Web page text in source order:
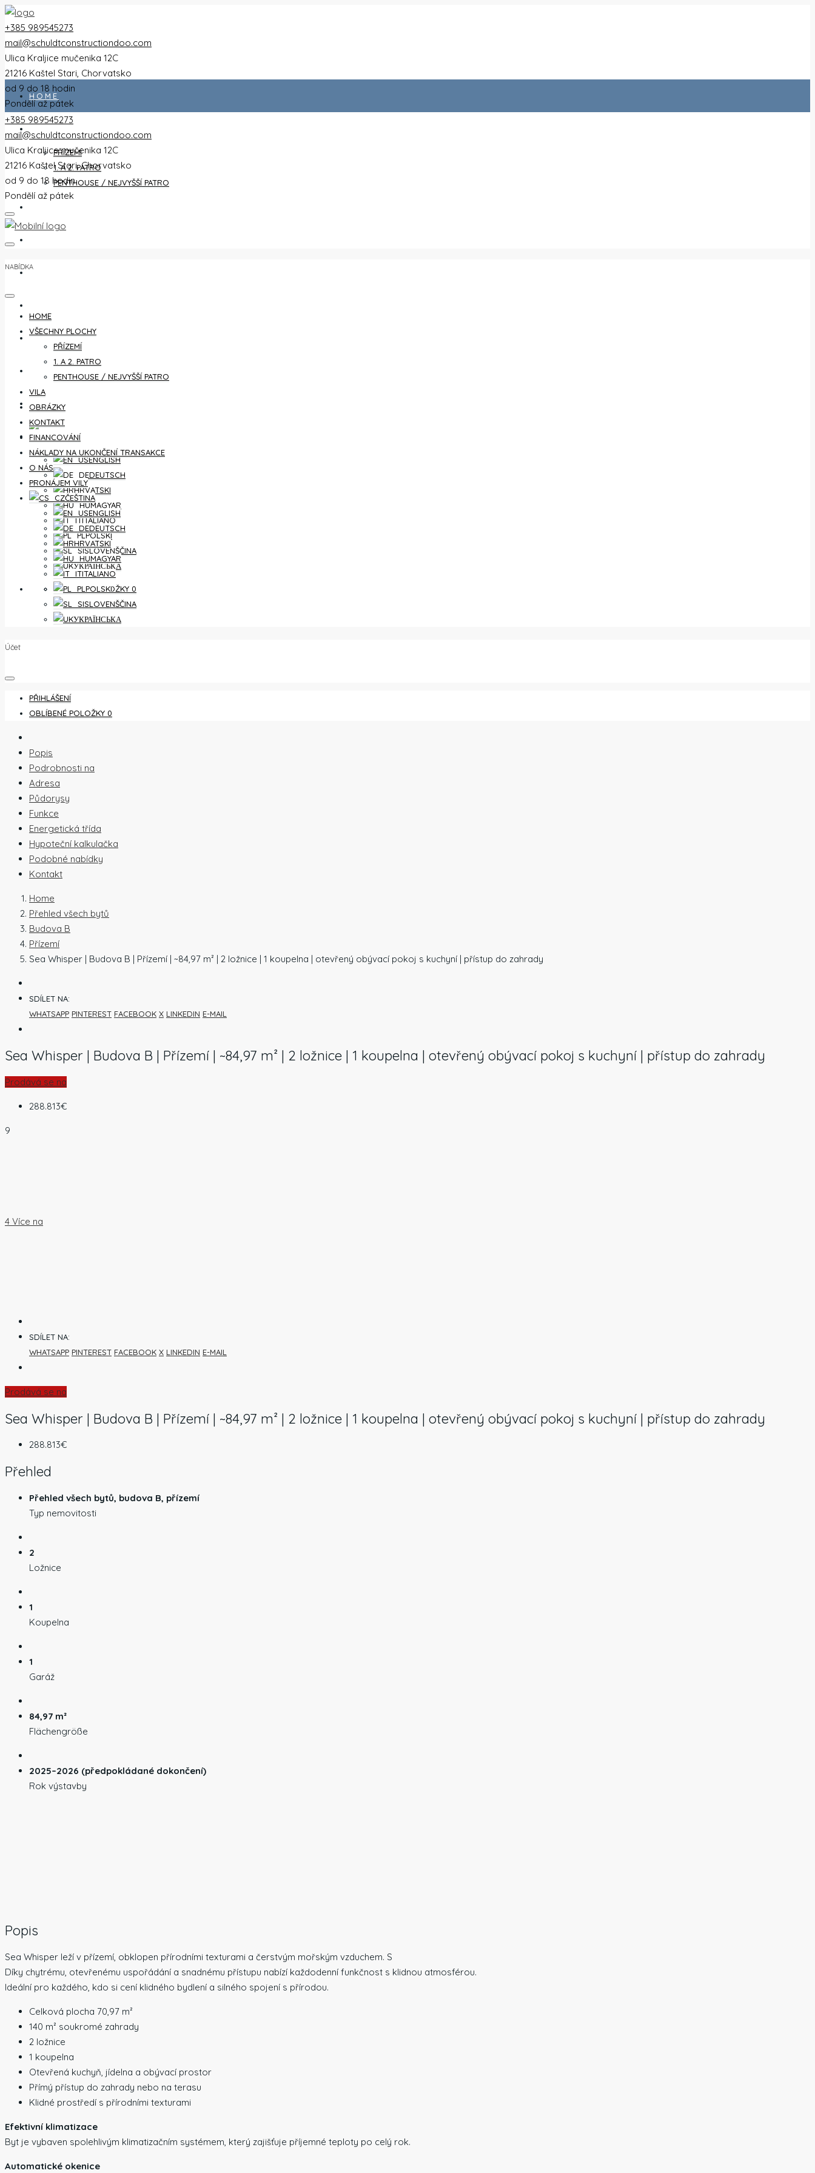
+385 989545273
mail@schuldtconstructiondoo.com
Ulica Kraljice mučenika 12C
21216 Kaštel Stari, Chorvatsko
od 9 do 18 hodin
Pondělí až pátek
HOME
PŘÍZEMÍ
1. A 2. PATRO
PENTHOUSE / NEJVYŠŠÍ PATRO
KONTAKT
NÁKLADY NA UKONČENÍ TRANSAKCE
PRONÁJEM VILY
ČEŠTINA
ENGLISH
DEUTSCH
HRVATSKI
MAGYAR
ITALIANO
POLSKI
SLOVENŠČINA
УКРАЇНСЬКА
OBLÍBENÉ POLOŽKY 0
+385 989545273
mail@schuldtconstructiondoo.com
Ulica Kraljice mučenika 12C
21216 Kaštel Stari, Chorvatsko
od 9 do 18 hodin
Pondělí až pátek
NABÍDKA
HOME
VŠECHNY PLOCHY
PŘÍZEMÍ
1. A 2. PATRO
PENTHOUSE / NEJVYŠŠÍ PATRO
VILA
OBRÁZKY
KONTAKT
FINANCOVÁNÍ
NÁKLADY NA UKONČENÍ TRANSAKCE
O NÁS
PRONÁJEM VILY
ČEŠTINA
ENGLISH
DEUTSCH
HRVATSKI
MAGYAR
ITALIANO
POLSKI
SLOVENŠČINA
УКРАЇНСЬКА
Účet
PŘIHLÁŠENÍ
OBLÍBENÉ POLOŽKY 0
Popis
Podrobnosti na
Adresa
Půdorysy
Funkce
Energetická třída
Hypoteční kalkulačka
Podobné nabídky
Kontakt
Home
Přehled všech bytů
Budova B
Přízemí
Sea Whisper | Budova B | Přízemí | ~84,97 m² | 2 ložnice | 1 koupelna | otevřený obývací pokoj s kuchyní | přístup do zahrady
SDÍLET NA:
WHATSAPP PINTEREST FACEBOOK X LINKEDIN E-MAIL
Sea Whisper | Budova B | Přízemí | ~84,97 m² | 2 ložnice | 1 koupelna | otevřený obývací pokoj s kuchyní | přístup do zahrady
Prodává se na
288.813€
9
4 Více na
SDÍLET NA:
WHATSAPP PINTEREST FACEBOOK X LINKEDIN E-MAIL
Prodává se na
Sea Whisper | Budova B | Přízemí | ~84,97 m² | 2 ložnice | 1 koupelna | otevřený obývací pokoj s kuchyní | přístup do zahrady
288.813€
Přehled
Přehled všech bytů, budova B, přízemí
Typ nemovitosti
2
Ložnice
1
Koupelna
1
Garáž
84,97 m²
Flächengröße
2025–2026 (předpokládané dokončení)
Rok výstavby
Popis
Sea Whisper leží v přízemí, obklopen přírodními texturami a čerstvým mořským vzduchem. S
Díky chytrému, otevřenému uspořádání a snadnému přístupu nabízí každodenní funkčnost s klidnou atmosférou.
Ideální pro každého, kdo si cení klidného bydlení a silného spojení s přírodou.
Celková plocha 70,97 m²
140 m² soukromé zahrady
2 ložnice
1 koupelna
Otevřená kuchyň, jídelna a obývací prostor
Přímý přístup do zahrady nebo na terasu
Klidné prostředí s přírodními texturami
Efektivní klimatizace
Byt je vybaven spolehlivým klimatizačním systémem, který zajišťuje příjemné teploty po celý rok.
Automatické okenice